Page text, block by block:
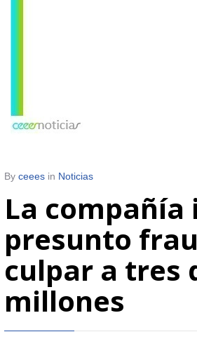
By ceees in Noticias
La
presunto
culpar a tres
millones